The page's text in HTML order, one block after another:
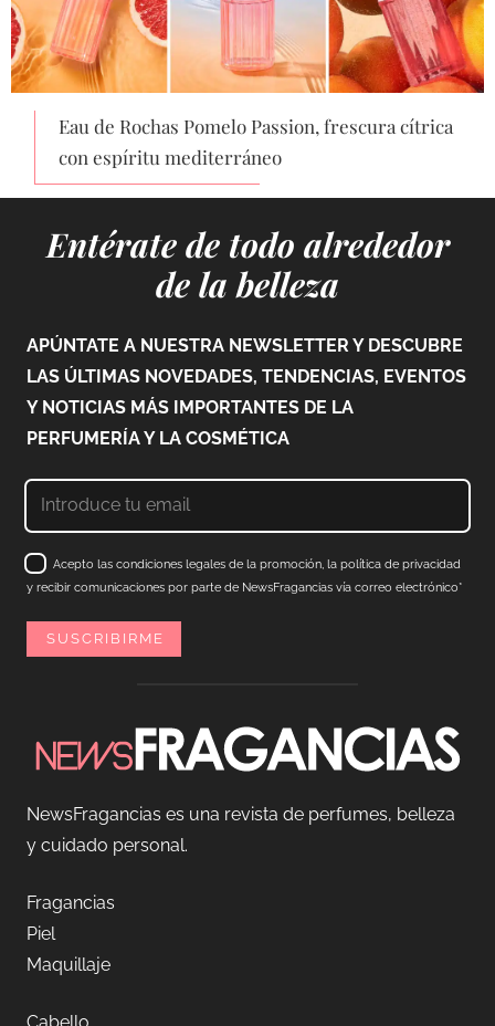
Eau de Rochas Pomelo Passion, frescura cítrica
con espíritu mediterráneo
Entérate de todo alrededor
de la belleza
APÚNTATE A NUESTRA NEWSLETTER Y DESCUBRE
LAS ÚLTIMAS NOVEDADES, TENDENCIAS, EVENTOS
Y NOTICIAS MÁS IMPORTANTES DE LA
PERFUMERÍA Y LA COSMÉTICA
Acepto las condiciones legales de la promoción, la política de privacidad
y recibir comunicaciones por parte de NewsFragancias vía correo electrónico*
NewsFragancias es una revista de perfumes, belleza
y cuidado personal.
Fragancias
Piel
Maquillaje
Cabello